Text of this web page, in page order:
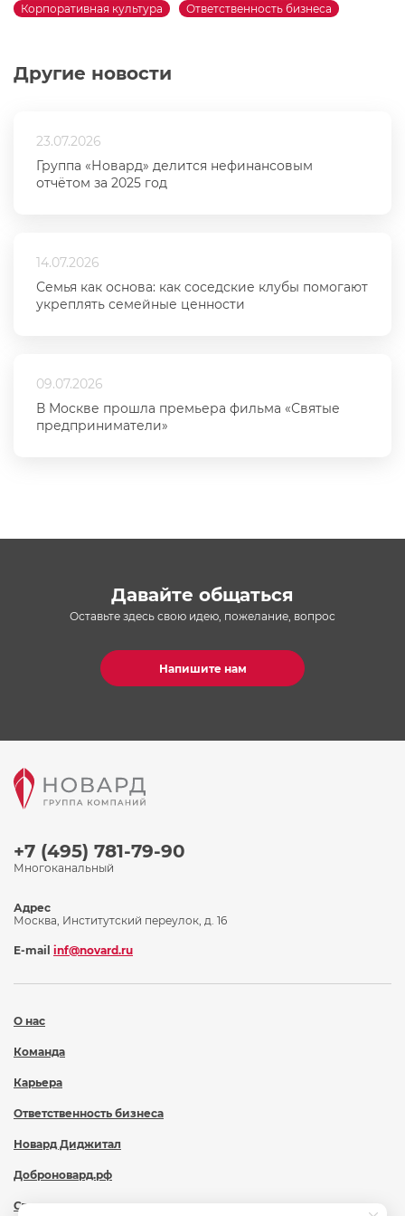
Другие новости
23.07.2026
Группа «Новард» делится нефинансовым
отчётом за 2025 год
14.07.2026
Семья как основа: как соседские клубы помогают
укреплять семейные ценности
09.07.2026
В Москве прошла премьера фильма «Святые
предприниматели»
Корпоративная культура Ответственность бизнеса
Давайте общаться
Оставьте здесь свою идею, пожелание, вопрос
Напишите нам
+7 (495) 781-79-90
Многоканальный
О нас
Команда
Карьера
Ответственность бизнеса
Новард Диджитал
Доброновард.рф
Статьи
Адрес
Москва, Институтский переулок, д. 16
E-mail inf@novard.ru